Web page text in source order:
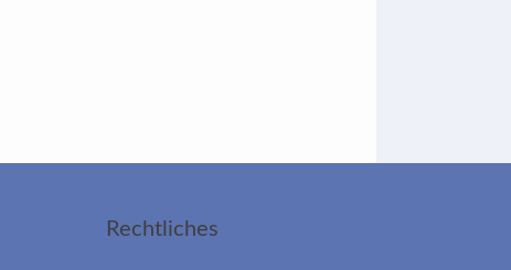
Rechtliches